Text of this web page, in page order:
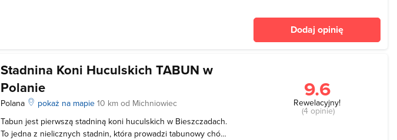
Dodaj opinię
Stadnina Koni Huculskich TABUN w
Polanie
Polana pokaż na mapie10 km od Michniowiec
Tabun jest pierwszą stadniną koni huculskich w Bieszczadach.
To jedna z nielicznych stadnin, która prowadzi tabunowy chów
9.6
Rewelacyjny!
(4 opinie)